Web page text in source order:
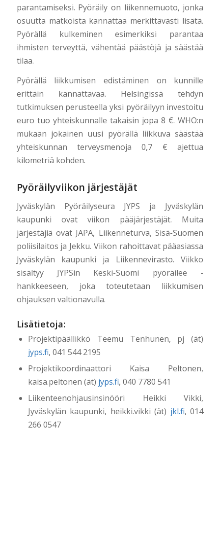
parantamiseksi. Pyöräily on liikennemuoto, jonka
osuutta matkoista kannattaa merkittävästi lisätä.
Pyörällä kulkeminen esimerkiksi parantaa
ihmisten terveyttä, vähentää päästöjä ja säästää
tilaa.
Pyörällä liikkumisen edistäminen on kunnille
erittäin kannattavaa. Helsingissä tehdyn
tutkimuksen perusteella yksi pyöräilyyn investoitu
euro tuo yhteiskunnalle takaisin jopa 8 €. WHO:n
mukaan jokainen uusi pyörällä liikkuva säästää
yhteiskunnan terveysmenoja 0,7 € ajettua
kilometriä kohden.
Pyöräilyviikon järjestäjät
Jyväskylän Pyöräilyseura JYPS ja Jyväskylän
kaupunki ovat viikon pääjärjestäjät. Muita
järjestäjiä ovat JAPA, Liikenneturva, Sisä-Suomen
poliisilaitos ja Jekku. Viikon rahoittavat pääasiassa
Jyväskylän kaupunki ja Liikennevirasto. Viikko
sisältyy JYPSin Keski-Suomi pyöräilee -
hankkeeseen, joka toteutetaan liikkumisen
ohjauksen valtionavulla.
Lisätietoja:
Projektipäällikkö Teemu Tenhunen, pj (ät)
jyps.fi, 041 544 2195
Projektikoordinaattori Kaisa Peltonen,
kaisa.peltonen (ät) jyps.fi, 040 7780 541
Liikenteenohjausinsinööri Heikki Vikki,
Jyväskylän kaupunki, heikki.vikki (ät) jkl.fi, 014
266 0547